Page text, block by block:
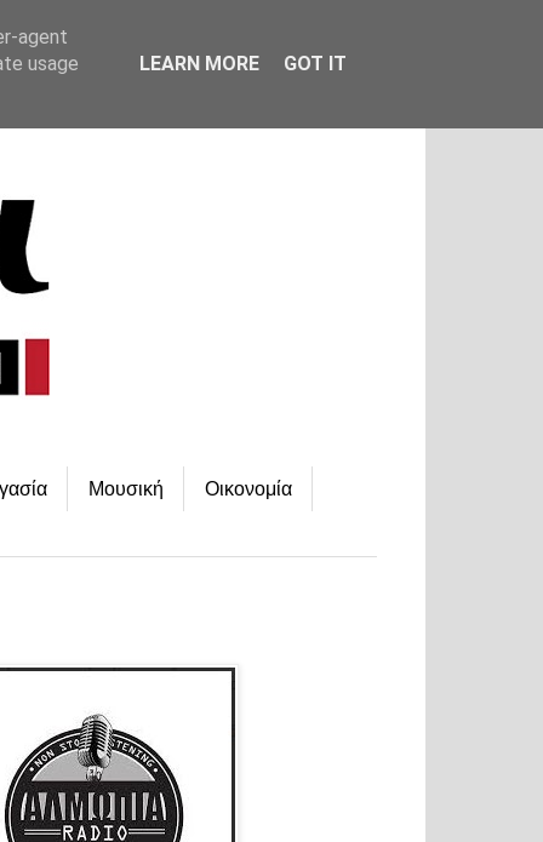
Μουσική Οικονομία
agent
usage
LEARN MORE GOT IT